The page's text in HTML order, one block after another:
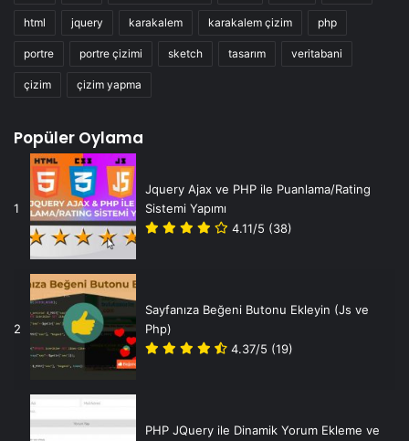
html jquery karakalem karakalem çizim php
portre portre çizimi sketch tasarım veritabani
çizim çizim yapma
Popüler Oylama
1
Jquery Ajax ve PHP ile Puanlama/Rating
Sistemi Yapımı
4.11/5 (38)
2
Sayfanıza Beğeni Butonu Ekleyin (Js ve
Php)
4.37/5 (19)
PHP JQuery ile Dinamik Yorum Ekleme ve